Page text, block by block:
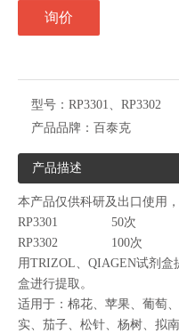
询价
型号： RP3301、RP3302
产品品牌： 百泰克
产品描述
本产品仅供科研及出口使用
RP3301 50次
RP3302 100次
用TRIZOL、QIAGEN试剂盒
盒进行提取。
适用于：棉花、苹果、葡萄
实、茄子、松针、杨树、拟